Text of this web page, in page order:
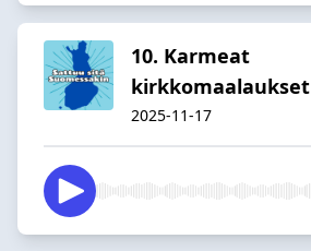
10. Karmeat
kirkkomaalaukset
2025-11-17